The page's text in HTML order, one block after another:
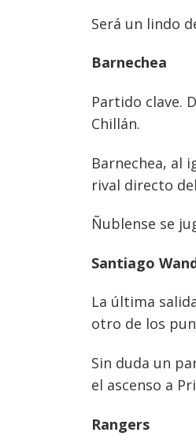
Será un lindo
Barnechea
Partido clave.
Chillán.
Barnechea, al
rival directo
Ñublense se
Santiago
La última
otro de los
Sin duda un
el ascenso a
Rangers